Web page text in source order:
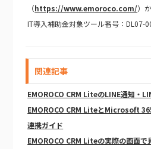
（https://www.emoroco.com/）
IT導入補助金対象ツール番号：DL07-
関連記事
EMOROCO CRM LiteのLINE通知・
EMOROCO CRM LiteとMicrosoft
連携ガイド
EMOROCO CRM Liteの実際の画面で